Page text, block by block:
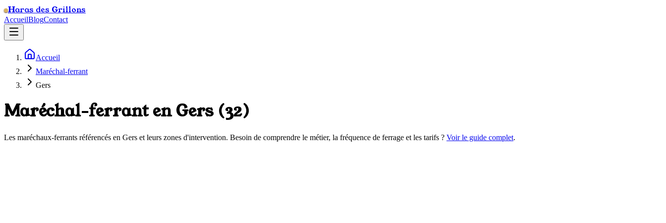
Haras des Grillons
AccueilBlogContact
Accueil
Maréchal-ferrant
Gers
Maréchal-ferrant enGers (32)
Les maréchaux-ferrants référencés en Gers et leurs zones d'intervention. Besoin de comprendre le métier, la fréquence de ferrage et les tarifs ? Voir le guide complet.